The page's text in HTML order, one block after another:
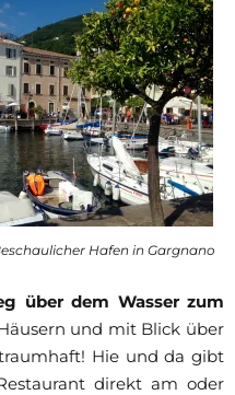
Hafen in Gargnano
über dem Wasser zum
und mit Blick über
Hie und da gibt
direkt am oder